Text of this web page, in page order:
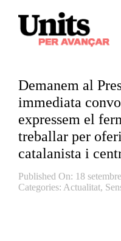
content
Demanem al
immediata
expressem el
treballar per
catalanista i
Published On: 18
Categories: Actualitat,